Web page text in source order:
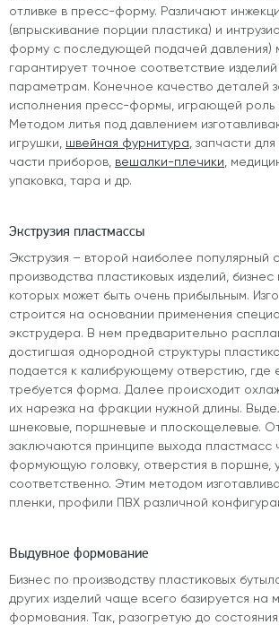
отливке в пресс-форму. Различают
(впрыскивание порции пластика) и
форму с последующей подачей давления)
гарантирует точное соответствие
параметрам. Конечное качество деталей
исполнения пресс-формы, играющей роль
Методом литья под давлением
игрушки, швейная фурнитура, запчасти
части приборов, вешалки-плечики,
упаковка, тара и др.
Экструзия пластмассы
Экструзия – второй наиболее популярный
производства пластиковых изделий,
которых может быть очень прибыльным.
строится на основании применения
экструдера. В нем предварительно
достигшая однородной структуры
подается к калибрующему отверстию, где
требуется форма. Далее происходит
их нарезка на фракции нужной длины.
шнековые, поршневые и плоскощелевые.
заключаются принципе выхода пластмасс
формующую головку, отверстия в поршне,
соответственно. Этим методом
пленки, профили ПВХ различной
Выдувное формование
Бизнес по производству пластиковых
других изделий чаще всего базируется на
формования. Так, разогретую до